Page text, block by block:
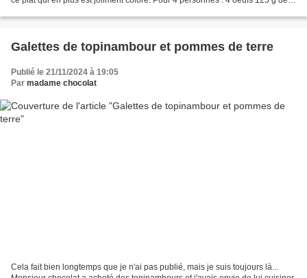
Galettes de topinambour et pommes de terre
Publié le 21/11/2024 à 19:05
Par madame chocolat
Cela fait bien longtemps que je n'ai pas publié, mais je suis toujours là...